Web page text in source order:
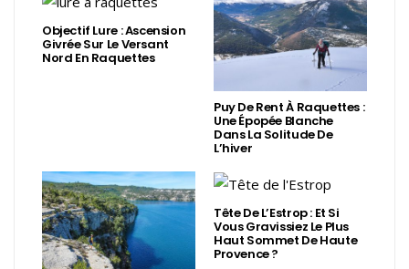
Objectif Lure : Ascension
Givrée Sur Le Versant
Nord En Raquettes
Puy De Rent À Raquettes :
Une Épopée Blanche
Dans La Solitude De
L’hiver
Tête De L’Estrop : Et Si
Vous Gravissiez Le Plus
Haut Sommet De Haute
Provence ?